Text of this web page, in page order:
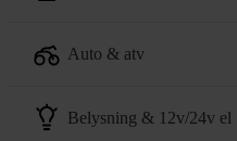
auto & atv
belysning & 12v/24v el